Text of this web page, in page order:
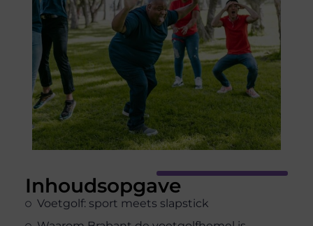
Inhoudsopgave
Voetgolf: sport meets slapstick